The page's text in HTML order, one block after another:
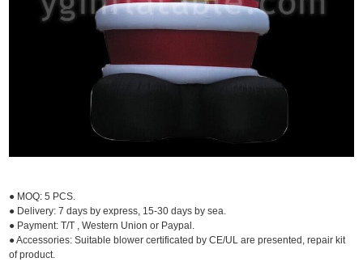
● MOQ: 5 PCS.
● Delivery: 7 days by express, 15-30 days by sea.
● Payment: T/T , Western Union or Paypal.
● Accessories: Suitable blower certificated by CE/UL are presented, repair kit
of product.